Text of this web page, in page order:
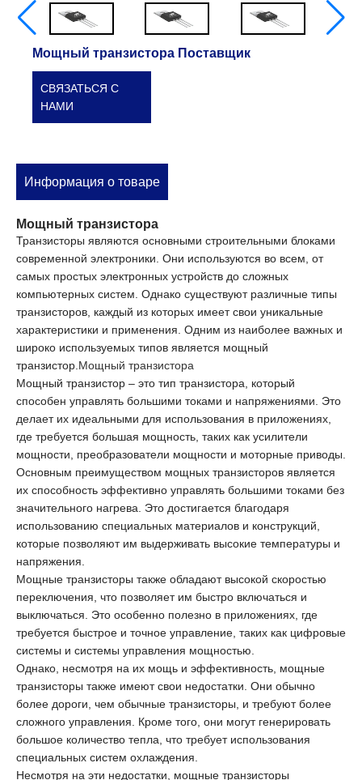
Мощный транзистора Поставщик
СВЯЗАТЬСЯ С
НАМИ
Информация о товаре
Мощный транзистора
Транзисторы являются основными строительными блоками
современной электроники. Они используются во всем, от
самых простых электронных устройств до сложных
компьютерных систем. Однако существуют различные типы
транзисторов, каждый из которых имеет свои уникальные
характеристики и применения. Одним из наиболее важных и
широко используемых типов является мощный
транзистор. Мощный транзистора
Мощный транзистор – это тип транзистора, который
способен управлять большими токами и напряжениями. Это
делает их идеальными для использования в приложениях,
где требуется большая мощность, таких как усилители
мощности, преобразователи мощности и моторные приводы.
Основным преимуществом мощных транзисторов является
их способность эффективно управлять большими токами без
значительного нагрева. Это достигается благодаря
использованию специальных материалов и конструкций,
которые позволяют им выдерживать высокие температуры и
напряжения.
Мощные транзисторы также обладают высокой скоростью
переключения, что позволяет им быстро включаться и
выключаться. Это особенно полезно в приложениях, где
требуется быстрое и точное управление, таких как цифровые
системы и системы управления мощностью.
Однако, несмотря на их мощь и эффективность, мощные
транзисторы также имеют свои недостатки. Они обычно
более дороги, чем обычные транзисторы, и требуют более
сложного управления. Кроме того, они могут генерировать
большое количество тепла, что требует использования
специальных систем охлаждения.
Несмотря на эти недостатки, мощные транзисторы